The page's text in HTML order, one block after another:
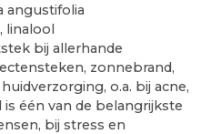
angustifolia
linalool
bij allerhande
zonnebrand,
o.a. bij acne,
één van de belangrijkste
bij stress en